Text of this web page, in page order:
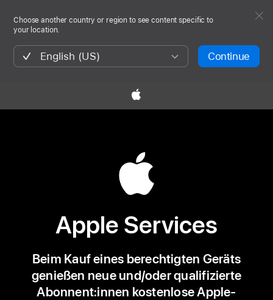
Choose another country or region to see content specific to
your location.
English (US) Continue
Apple Services
Beim Kauf eines berechtigten Geräts
genießen neue und/oderqualifizierte
Abonnent:innen kostenlose Apple-